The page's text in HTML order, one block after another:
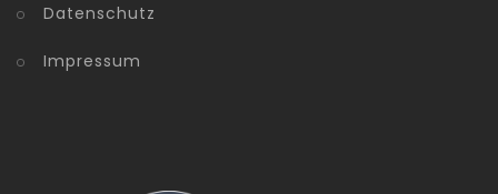
Datenschutz
Impressum